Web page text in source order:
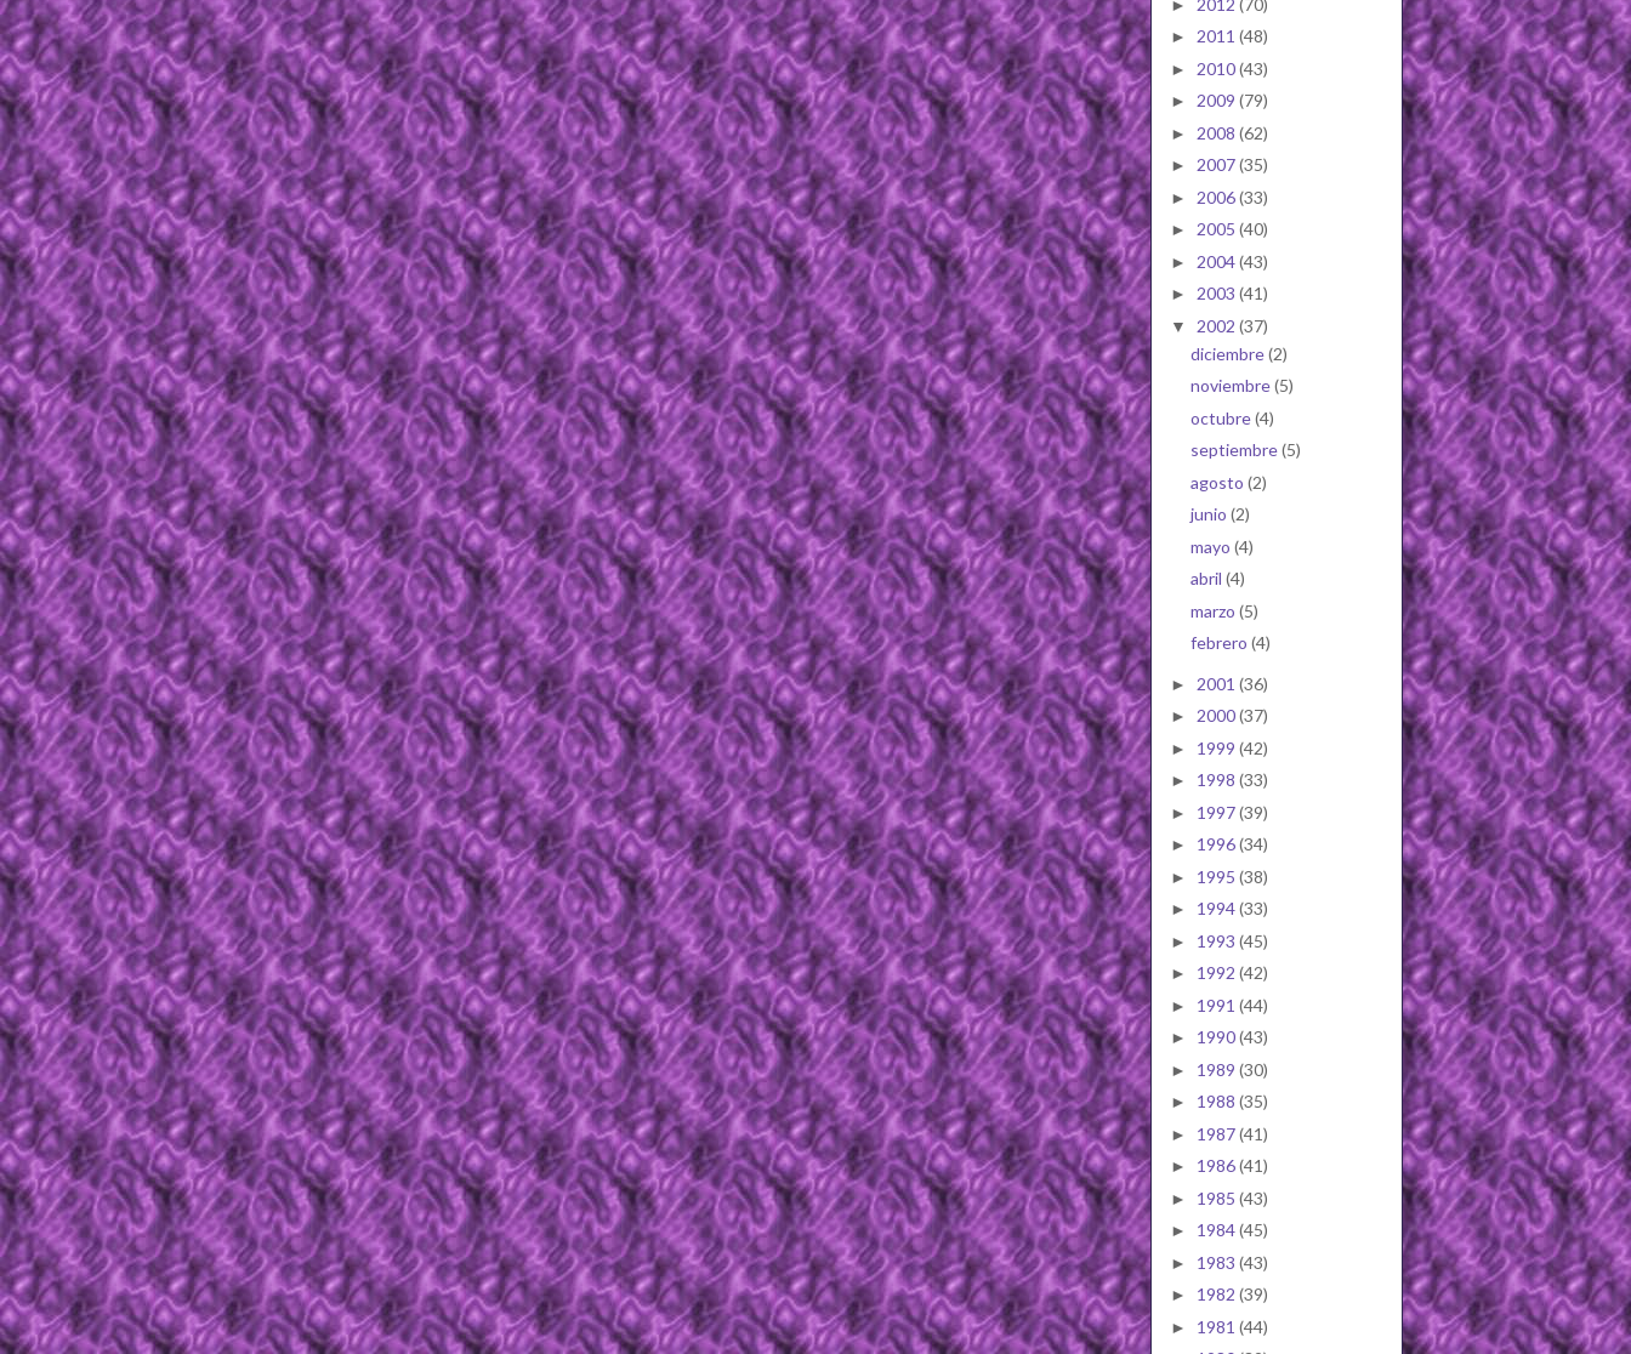
► 2012 (70)
► 2011 (48)
► 2010(43)
► 2009 (79)
► 2008 (62)
► 2007(35)
► 2006(33)
► 2005 (40)
► 2004(43)
► 2003 (41)
▼ 2002 (37)
diciembre(2)
noviembre(5)
octubre(4)
septiembre(5)
agosto (2)
junio (2)
mayo (4)
abril (4)
marzo (5)
febrero (4)
► 2001 (36)
► 2000(37)
► 1999 (42)
► 1998 (33)
► 1997(39)
► 1996(34)
► 1995 (38)
► 1994(33)
► 1993 (45)
► 1992 (42)
► 1991 (44)
► 1990(43)
► 1989 (30)
► 1988 (35)
► 1987(41)
► 1986(41)
► 1985 (43)
► 1984(45)
► 1983 (43)
► 1982 (39)
► 1981 (44)